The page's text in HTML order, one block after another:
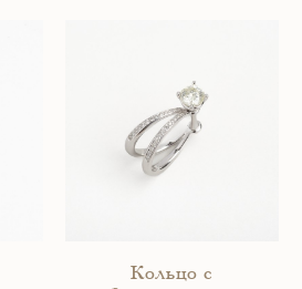
Кольцо с